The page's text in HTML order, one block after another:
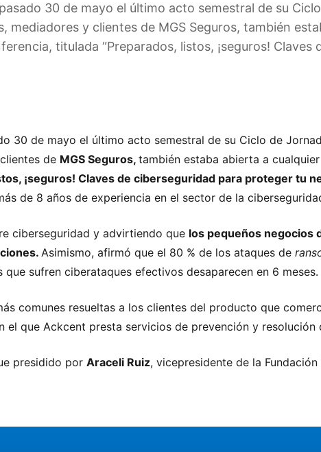
30 de mayo el último acto semestral de su
mediadores y clientes de MGS Seguros, también
titulada “Preparados, listos, ¡seguros!
30 de mayo el último acto semestral de su Ciclo de
de MGS Seguros, también estaba abierta a
¡seguros! Claves de ciberseguridad para proteger tu
de 8 años de experiencia en el sector de la
ciberseguridad y advirtiendo que los pequeños negocios
Asimismo, afirmó que el 80 % de los ataques de
sufren ciberataques efectivos desaparecen en 6 meses.
comunes resueltas a los clientes del producto que
el que Ackcent presta servicios de prevención y resolución
presidido por Araceli Ruiz, vicepresidente de la